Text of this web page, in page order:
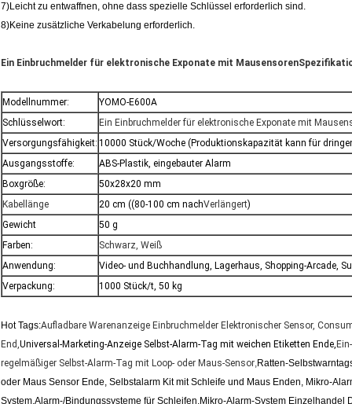
7)Leicht zu entwaffnen, ohne dass spezielle Schlüssel erforderlich sind.
8)Keine zusätzliche Verkabelung erforderlich.
Ein Einbruchmelder für elektronische Exponate mit Mausensoren
Modellnummer:
YOMO-E600A
Schlüsselwort:
Ein Einbruchmelder für elektronische Exponate mit
Versorgungsfähigkeit: 10000 Stück/Woche (Produktionskapazität kann für
Ausgangsstoffe:
ABS-Plastik, eingebauter Alarm
Boxgröße:
50x28x20 mm
Kabellänge
20 cm ((80-100 cm nachVerlängert)
Gewicht
50 g
Farben:
Schwarz, Weiß
Anwendung:
Video- und Buchhandlung, Lagerhaus, Shopping-Arcade,
Verpackung:
1000 Stück/t, 50 kg
Hot Tags:Aufladbare Warenanzeige Einbruchmelder Elektronischer Sensor,
End,Universal-Marketing-Anzeige Selbst-Alarm-Tag mit weichen Etiketten Ende,
regelmäßiger Selbst-Alarm-Tag mit Loop- oder Maus-Sensor,Ratten-
oder Maus Sensor Ende, Selbstalarm Kit mit Schleife und Maus Enden, Mikro-
System,Alarm-/Bindungssysteme für Schleifen,Mikro-Alarm-System